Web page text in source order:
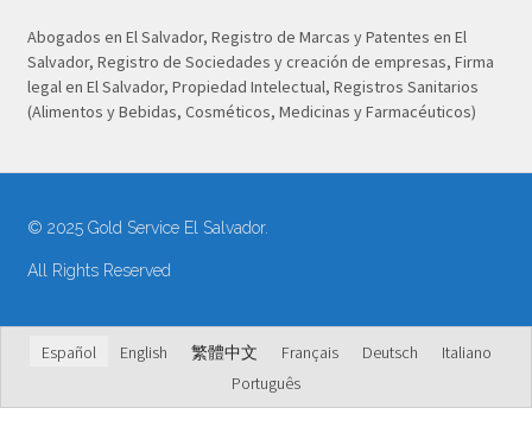
Abogados en El Salvador, Registro de Marcas y Patentes en El
Salvador, Registro de Sociedades y creación de empresas, Firma
legal en El Salvador, Propiedad Intelectual, Registros Sanitarios
(Alimentos y Bebidas, Cosméticos, Medicinas y Farmacéuticos)
© 2025 Gold Service El Salvador.
All Rights Reserved
Español English 繁體中文 Français Deutsch
Italiano
Português